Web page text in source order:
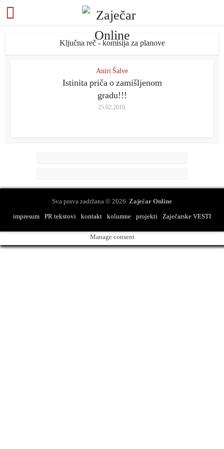
Ključna reč - komisija za planove
Aniri Šalve
Istinita priča o zamišljenom
gradu!!!
25.02.2016.
Sva prava zadržana © 2026. Zaječar Online
impresum
PR tekstovi kontakt kolumne projekti Zaječarske VESTI
Manage consent